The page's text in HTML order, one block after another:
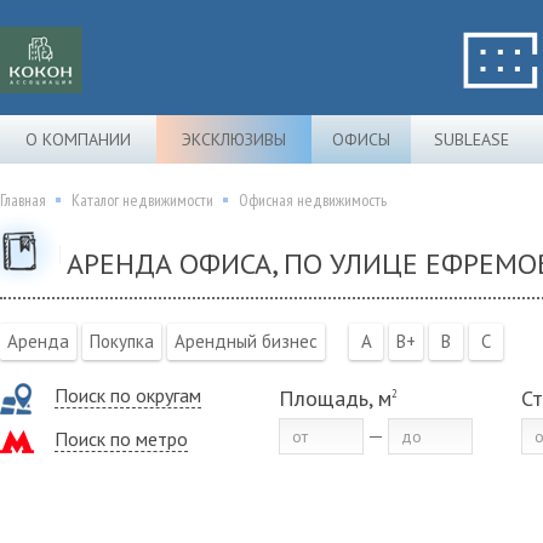
О КОМПАНИИ ЭКСКЛЮЗИВЫ ОФИСЫ SUBLEASE
Главная Каталог недвижимости Офисная недвижимость
АРЕНДА ОФИСА, ПО УЛИЦЕ
Аренда Покупка Арендный бизнес A B+ B C
Поиск по округам
Поиск по метро
Площадь, м2